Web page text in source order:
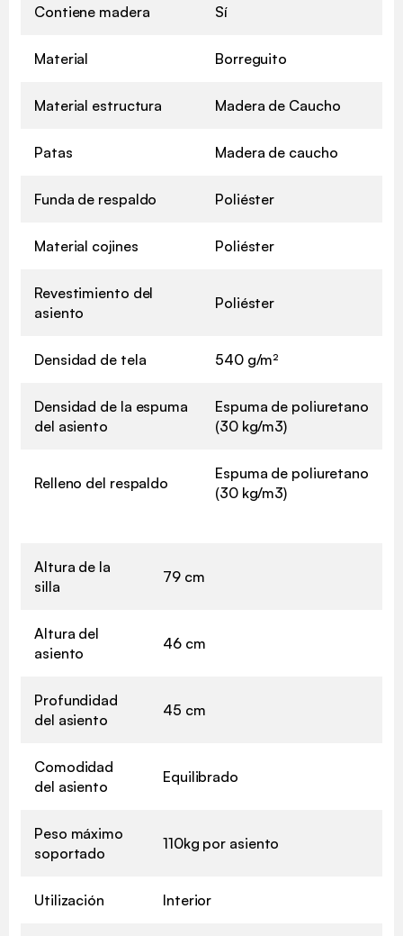
Contiene madera Sí
Material Borreguito
Material estructura Madera de Caucho
Patas Madera de caucho
Funda de respaldo Poliéster
Material cojines Poliéster
Revestimiento del
asiento
Poliéster
Densidad de tela 540 g/m²
Densidad de la espuma
del asiento
Espuma de poliuretano
(30 kg/m3)
Relleno del respaldo
Espuma de poliuretano
(30 kg/m3)
Altura de la
silla
79 cm
Altura del
asiento
46 cm
Profundidad
del asiento
45 cm
Comodidad
del asiento
Equilibrado
Peso máximo
soportado
110kg por asiento
Utilización Interior